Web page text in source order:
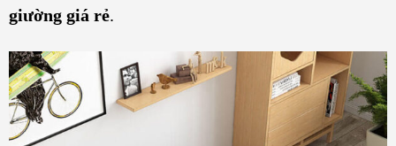
giường giá rẻ.